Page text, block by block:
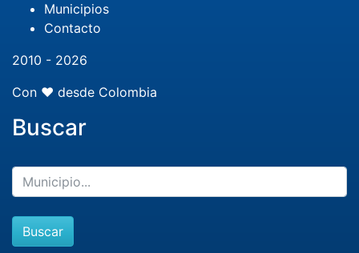
Municipios
Contacto
2010 - 2026
Con ❤️ desde Colombia
Buscar
Buscar